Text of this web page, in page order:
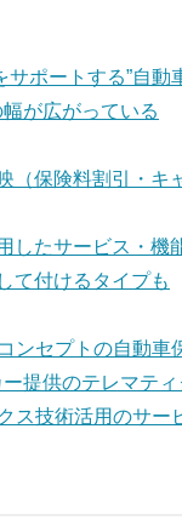
ポートする”自動
が広がっている
保険料割引・キ
たサービス・機
て付けるタイプも
ンセプトの自動車
提供のテレマティ
ス技術活用のサー